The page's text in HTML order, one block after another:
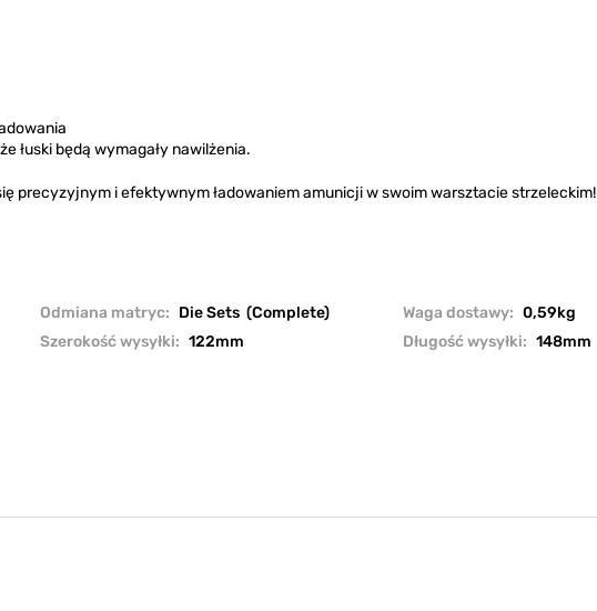
259,00 zł
łuski będą wymagały nawilżenia.
precyzyjnym i efektywnym ładowaniem amunicji w swoim warsztacie strzeleckim!
Odmiana matryc: Die Sets  (Complete) Waga dostawy: 0,59kg
Szerokość wysyłki: 122mm Długość wysyłki: 148mm